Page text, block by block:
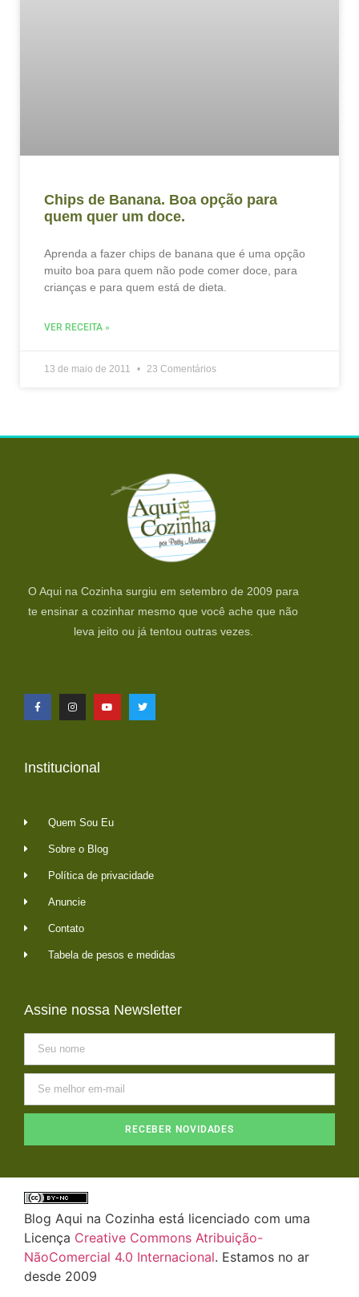
Chips de Banana. Boa opção para
quem quer um doce.
Aprenda a fazer chips de banana que é uma opção
muito boa para quem não pode comer doce, para
crianças e para quem está de dieta.
VER RECEITA »
13 de maio de 2011 23 Comentários
O Aqui na Cozinha surgiu em setembro de 2009 para
te ensinar a cozinhar mesmo que você ache que não
leva jeito ou já tentou outras vezes.
Institucional
Quem Sou Eu
Sobre o Blog
Política de privacidade
Anuncie
Contato
Tabela de pesos e medidas
Assine nossa Newsletter
RECEBER NOVIDADES
Blog Aqui na Cozinha está licenciado com uma
Licença Creative Commons Atribuição-
NãoComercial 4.0 Internacional. Estamos no ar
desde 2009